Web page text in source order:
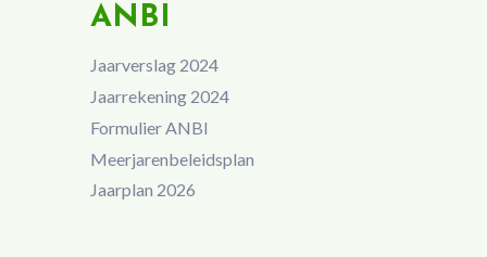
ANBI
Jaarverslag 2024
Jaarrekening 2024
Formulier ANBI
Meerjarenbeleidsplan
Jaarplan 2026